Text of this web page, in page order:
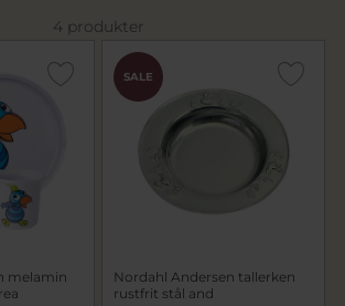
4 produkter
melamin
SALE
Nordahl Andersen tallerken
rustfrit stål and